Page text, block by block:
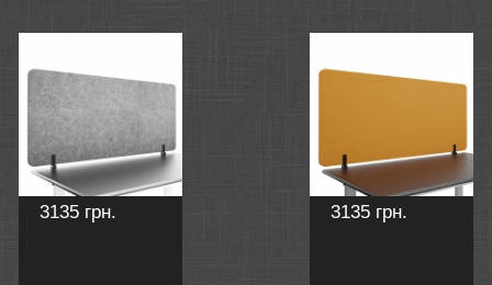
3135 грн. 3135 грн.